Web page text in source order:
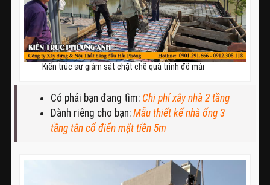
Kiến trúc sư giám sát chặt chẽ quá trình đổ mái
Có phải bạn đang tìm: Chi phí xây nhà 2 tầng
Dành riêng cho bạn: Mẫu thiết kế nhà ống 3
tầng tân cổ điển mặt tiền 5m